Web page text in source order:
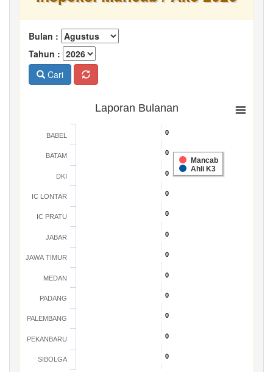
Bulan :
Tahun :
Cari
Laporan Bulanan
0
0
0
0
0
0
0
0
0
0
0
0
0
0
0
0
0
0
0
0
0
0
0
0
Mancab
Ahli K3
BABEL
BATAM
DKI
IC LONTAR
IC PRATU
JABAR
JAWA TIMUR
MEDAN
PADANG
PALEMBANG
PEKANBARU
SIBOLGA